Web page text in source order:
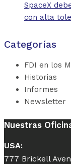
SpaceX
con alta
Categorías
FDI en los
Historias
Informes
Newsletter
Nuestras
USA:
777 Brickell